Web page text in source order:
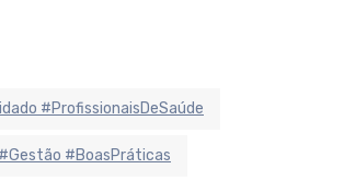
#ProfissionaisDeSaúde
#BoasPráticas